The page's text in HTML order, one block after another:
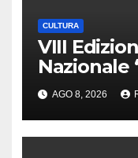
CULTURA
VIII
Nazionale
conclusa
opere
AGO 8, 2026